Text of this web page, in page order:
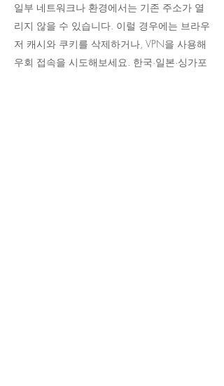
일부 네트워크나 환경에서는 기존 주소가 열
리지 않을 수 있습니다. 이럴 경우에는 브라우
저 캐시와 쿠키를 삭제하거나, VPN을 사용해
우회 접속을 시도해보세요. 한국·일본·싱가포